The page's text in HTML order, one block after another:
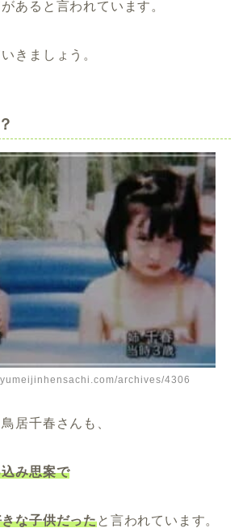
あると言われています。
きましょう。
archives/4306
居千春さんも、
み思案で
な子供だったと言われています。